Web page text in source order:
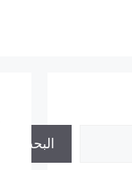
البحث